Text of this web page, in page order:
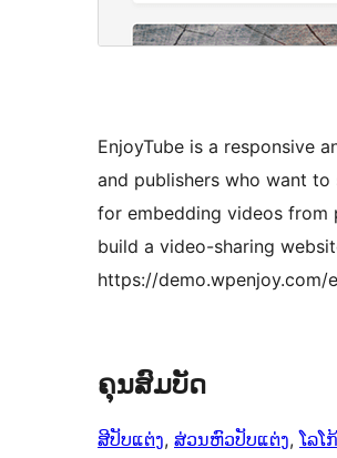
EnjoyTube is a responsive
and publishers who want
for embedding videos from
build a video-sharing
https://demo.wpenjoy.com/
ຄຸນສົມບັດ
ສີປັບແຕ່ງ, ສ່ວນຫົວປັບແຕ່ງ, ໂລໂ